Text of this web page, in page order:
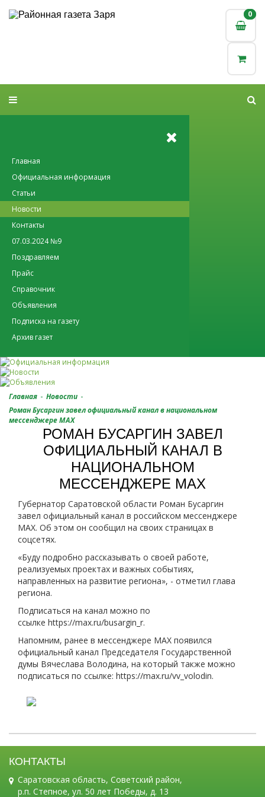
0
0
Главная
Официальная информация
Статьи
Новости
Контакты
07.03.2024 №9
Поздравляем
Прайс
Справочник
Объявления
Подписка на газету
Архив газет
Главная - Новости -
Роман Бусаргин завел официальный канал в национальном
мессенджере МАХ
РОМАН БУСАРГИН ЗАВЕЛ
ОФИЦИАЛЬНЫЙ КАНАЛ В
НАЦИОНАЛЬНОМ
МЕССЕНДЖЕРЕ МАХ
Губернатор Саратовской области Роман Бусаргин
завел официальный канал в российском мессенджере
МАХ. Об этом он сообщил на своих страницах в
соцсетях.
«Буду подробно рассказывать о своей работе,
реализуемых проектах и важных событиях,
направленных на развитие региона», - отметил глава
региона.
Подписаться на канал можно по
ссылке https://max.ru/busargin_r.
Напомним, ранее в мессенджере МАХ появился
официальный канал Председателя Государственной
думы Вячеслава Володина, на который также можно
подписаться по ссылке: https://max.ru/vv_volodin.
КОНТАКТЫ
Саратовская область, Советский район,
р.п. Степное, ул. 50 лет Победы, д. 13